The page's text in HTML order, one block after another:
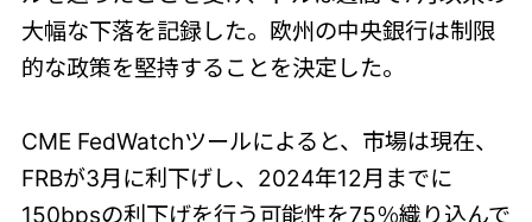
大幅な下落を記録した。欧州の中央銀行は制限
的な政策を堅持することを決定した。
CME FedWatchツールによると、市場は現在、
FRBが3月に利下げし、2024年12月までに
150bpsの利下げを行う可能性を75％織り込んで